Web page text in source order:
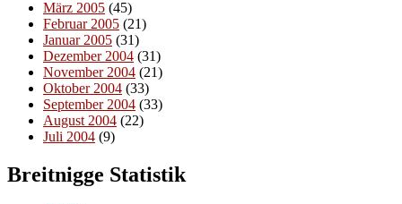
März 2005 (45)
Februar 2005 (21)
Januar 2005 (31)
Dezember 2004 (31)
November 2004 (21)
Oktober 2004 (33)
September 2004 (33)
August 2004 (22)
Juli 2004 (9)
Breitnigge Statistik